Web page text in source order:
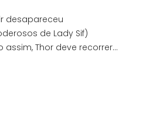
desapareceu
de Lady Sif)
Thor deve recorrer
Odin! E leia também:
Capitão América e o